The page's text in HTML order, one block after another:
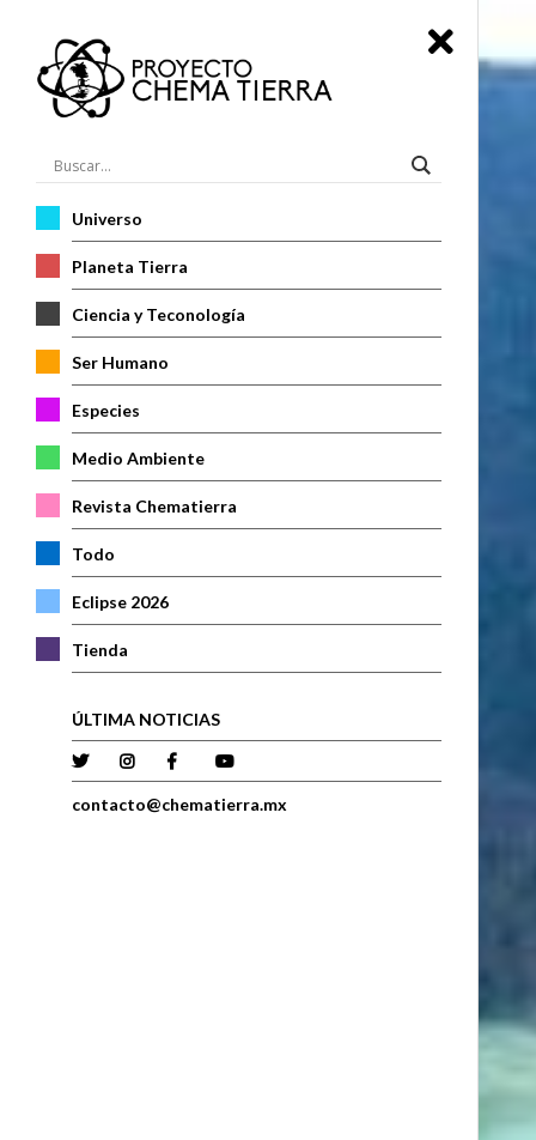
Universo
Planeta Tierra
Ciencia y Teconología
Ser Humano
Especies
Medio Ambiente
Revista Chematierra
Todo
Eclipse 2026
Tienda
ÚLTIMA NOTICIAS
contacto@chematierra.mx